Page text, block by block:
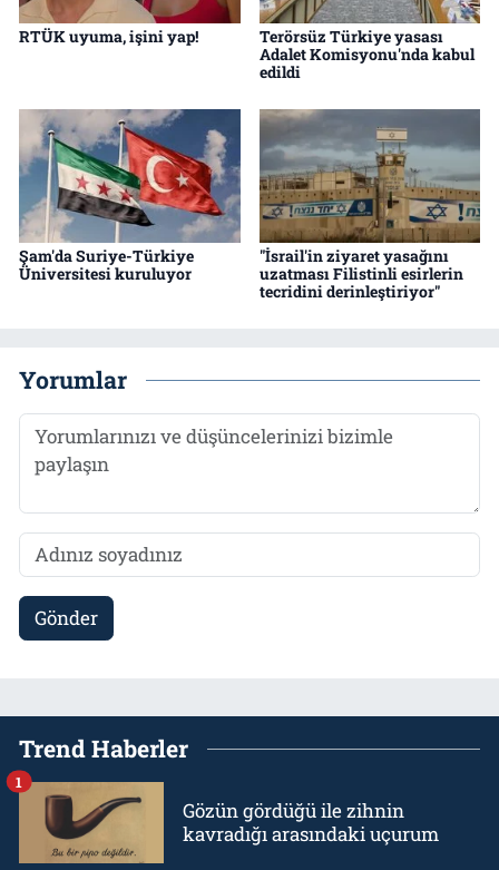
RTÜK uyuma, işini yap!
Terörsüz Türkiye yasası
Adalet Komisyonu'nda kabul
edildi
Şam'da Suriye-Türkiye
Üniversitesi kuruluyor
"İsrail'in ziyaret yasağını
uzatması Filistinli esirlerin
tecridini derinleştiriyor"
Yorumlar
Gönder
Trend Haberler
Gözün gördüğü ile zihnin
kavradığı arasındaki uçurum
1